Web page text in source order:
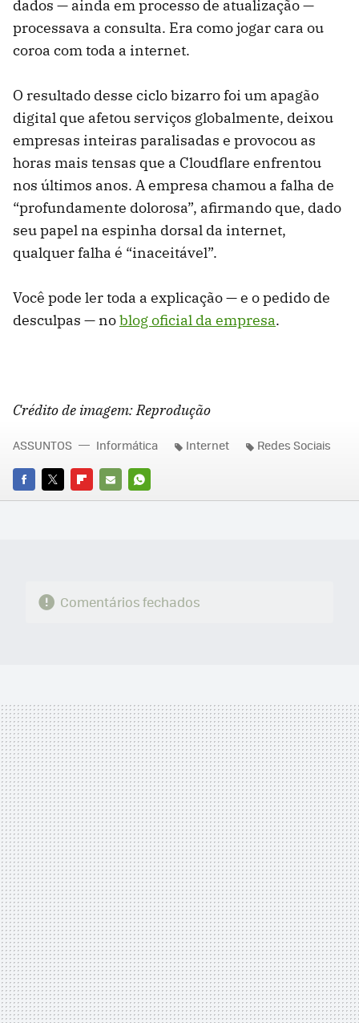
dados — ainda em processo de atualização —
processava a consulta. Era como jogar cara ou
coroa com toda a internet.
O resultado desse ciclo bizarro foi um apagão
digital que afetou serviços globalmente, deixou
empresas inteiras paralisadas e provocou as
horas mais tensas que a Cloudflare enfrentou
nos últimos anos. A empresa chamou a falha de
“profundamente dolorosa”, afirmando que, dado
seu papel na espinha dorsal da internet,
qualquer falha é “inaceitável”.
Você pode ler toda a explicação — e o pedido de
desculpas — noblog oficial da empresa.
Crédito de imagem: Reprodução
FACEBOOK
TWITTERFLIPBOARD
E-
WHATSAPP
ASSUNTOS Informática Internet Redes Sociais
Comentários fechados